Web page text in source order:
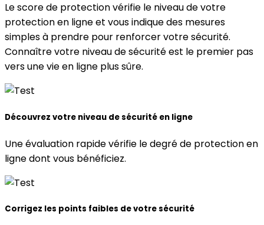
Le score de protection vérifie le niveau de votre
protection en ligne et vous indique des mesures
simples à prendre pour renforcer votre sécurité.
Connaître votre niveau de sécurité est le premier pas
vers une vie en ligne plus sûre.
Découvrez votre niveau de sécurité en ligne
Une évaluation rapide vérifie le degré de protection en
ligne dont vous bénéficiez.
Corrigez les points faibles de votre sécurité